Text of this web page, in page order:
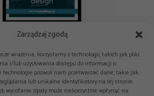
Zarządzaj zgodą
wrażenia, korzystamy z technologii, takich jak pliki
i/lub uzyskiwania dostępu do informacji o
technologie pozwoli nam przetwarzać dane, takie jak
lub unikalne identyfikatory na tej stronie.
wycofanie zgody może niekorzystnie wpłynąć na
i AI w branży spożywczej i HoReCa